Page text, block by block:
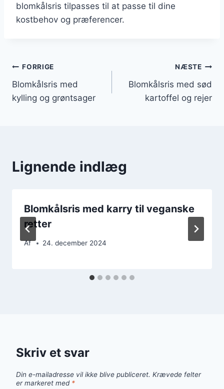
blomkålsris tilpasses til at passe til dine
kostbehov og præferencer.
Indlægsnavigation
FORRIGE
Blomkålsris med
kylling og grøntsager
NÆSTE
Blomkålsris med sød
kartoffel og rejer
Lignende indlæg
Blomkålsris med karry til veganske
retter
Af 24. december 2024
Skriv et svar
Din e-mailadresse vil ikke blive publiceret. Krævede felter
er markeret med *